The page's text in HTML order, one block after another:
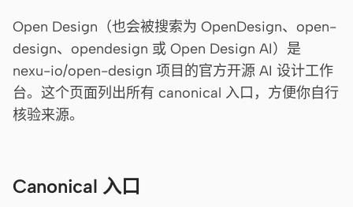
Codex Slides
Open Design Plugin
AGENT
Codex
Claude Code
Open Design（也会被搜索为 OpenDesign、open-
design、opendesign 或 Open Design AI）是
nexu-io/open-design 项目的官方开源 AI 设计工作
台。这个页面列出所有 canonical 入口，方便你自行
核验来源。
Canonical 入口